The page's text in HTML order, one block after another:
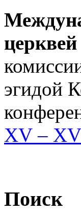
церквей
эгидой
XV –
Поиск